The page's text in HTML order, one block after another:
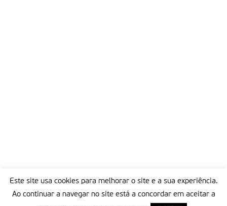
Este site usa cookies para melhorar o site e a sua experiência.
Ao continuar a navegar no site está a concordar em aceitar a